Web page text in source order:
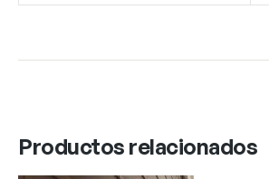
Productos relacionados